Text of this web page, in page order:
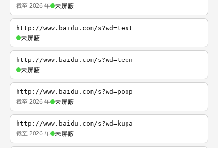
截至 2026 年 未屏蔽
http://www.baidu.com/s?wd=test
未屏蔽
http://www.baidu.com/s?wd=teen
未屏蔽
http://www.baidu.com/s?wd=poop
截至 2026 年 未屏蔽
http://www.baidu.com/s?wd=kupa
截至 2026 年 未屏蔽